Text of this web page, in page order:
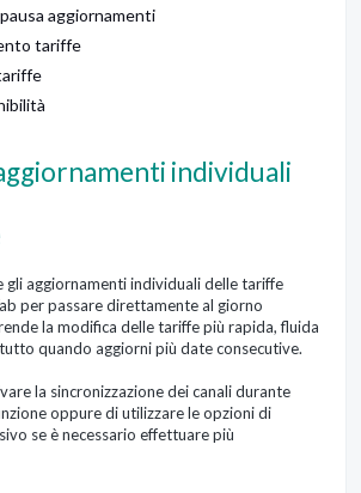
aggiornamenti
tariffe
individuali
gli aggiornamenti individuali delle tariffe
per passare direttamente al giorno
la modifica delle tariffe più rapida, fluida
quando aggiorni più date consecutive.
la sincronizzazione dei canali durante
oppure di utilizzare le opzioni di
se è necessario effettuare più